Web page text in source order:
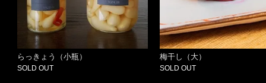
らっきょう（小瓶）
SOLD OUT
梅干し（大）
SOLD OUT